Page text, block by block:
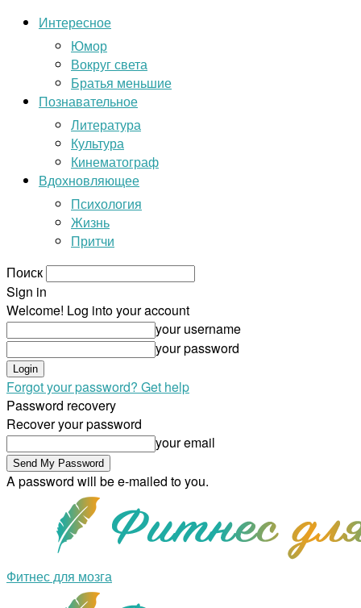
Интересное
Юмор
Вокруг света
Братья меньшие
Познавательное
Литература
Культура
Кинематограф
Вдохновляющее
Психология
Жизнь
Притчи
Поиск
Sign in
Welcome! Log into your account
your username
your password
Forgot your password? Get help
Password recovery
Recover your password
your email
A password will be e-mailed to you.
Фитнес для мозга